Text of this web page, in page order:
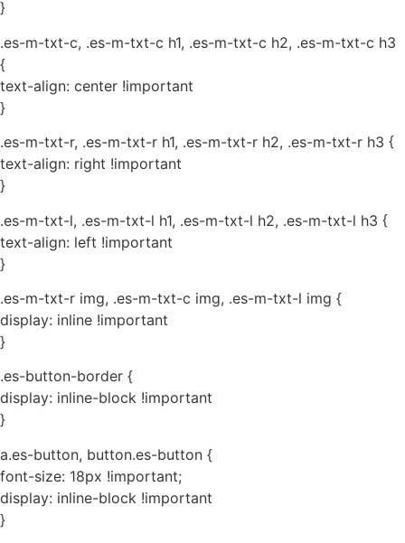
}
.es-m-txt-c, .es-m-txt-c h1, .es-m-txt-c h2, .es-m-txt-c h3
{
text-align: center !important
}
.es-m-txt-r, .es-m-txt-r h1, .es-m-txt-r h2, .es-m-txt-r h3 {
text-align: right !important
}
.es-m-txt-l, .es-m-txt-l h1, .es-m-txt-l h2, .es-m-txt-l h3 {
text-align: left !important
}
.es-m-txt-r img, .es-m-txt-c img, .es-m-txt-l img {
display: inline !important
}
.es-button-border {
display: inline-block !important
}
a.es-button, button.es-button {
font-size: 18px !important;
display: inline-block !important
}